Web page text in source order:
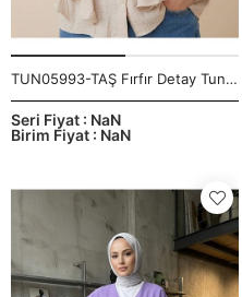
TUN05993-TAŞ Fırfır Detay Tunik-Taş
Birim Fiyat : NaN
Seri Fiyat : NaN